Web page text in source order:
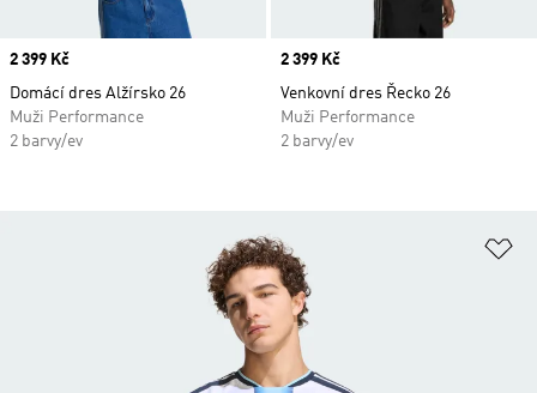
Price
2 399 Kč
Domácí dres Alžírsko 26
Muži Performance
2 barvy/ev
Price
2 399 Kč
Venkovní dres Řecko 26
Muži Performance
2 barvy/ev